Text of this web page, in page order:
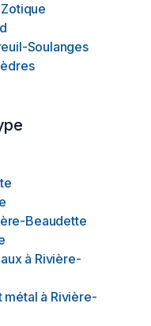
Soulanges
Beaudette
à Rivière-
métal à Rivière-